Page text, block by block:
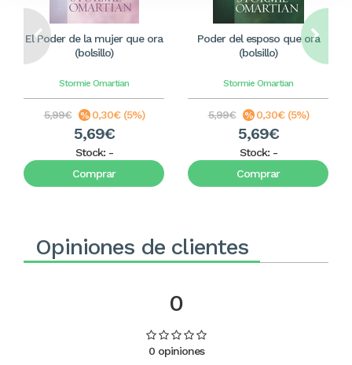
El Poder de la mujer que ora
(bolsillo)
Stormie Omartian
5,99€ 0,30€ (5%)
5,69€
Stock: -
Comprar
Poder del esposo que ora
(bolsillo)
Stormie Omartian
5,99€ 0,30€ (5%)
5,69€
Stock: -
Comprar
Opiniones de clientes
0
0 opiniones